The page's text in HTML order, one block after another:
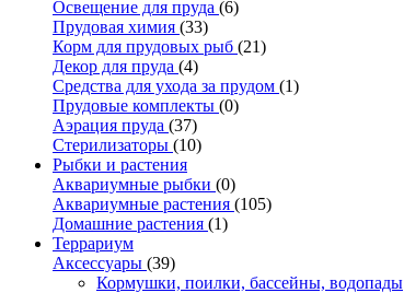
Освещение для пруда (6)
Прудовая химия (33)
Корм для прудовых рыб (21)
Декор для пруда (4)
Средства для ухода за прудом (1)
Прудовые комплекты (0)
Аэрация пруда (37)
Стерилизаторы (10)
Рыбки и растения
Аквариумные рыбки (0)
Аквариумные растения (105)
Домашние растения (1)
Террариум
Аксессуары (39)
Кормушки, поилки, бассейны, водопады